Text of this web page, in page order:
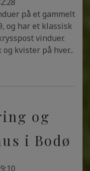
på et gammelt
og har et klassisk
vinduer.
kvister på hver...
og
i Bodø